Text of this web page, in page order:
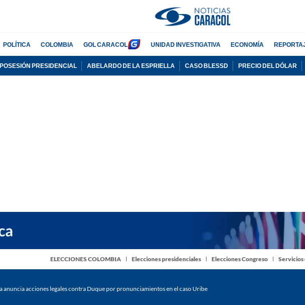
POLÍTICA COLOMBIA GOL CARACOL UNIDAD INVESTIGATIVA ECONOMÍA
POSESIÓN PRESIDENCIAL ABELARDO DE LA ESPRIELLA CASO BLESSD PRECIO DEL DÓLAR
ELECCIONES COLOMBIA Elecciones presidenciales Elecciones Congreso
anuncia acciones legales contra Duque por pronunciamientos en el caso Uribe